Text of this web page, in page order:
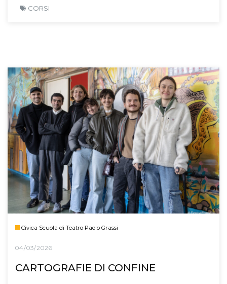
CORSI
Civica Scuola di Teatro Paolo Grassi
04/03/2026
CARTOGRAFIE DI CONFINE